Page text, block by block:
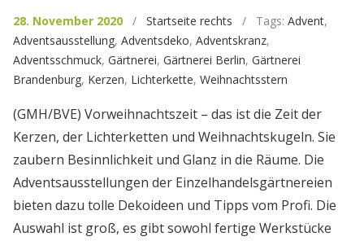
28. November 2020 / Startseite rechts / Tags: Advent,
Adventsausstellung, Adventsdeko, Adventskranz,
Adventsschmuck, Gärtnerei, Gärtnerei Berlin, Gärtnerei
Brandenburg, Kerzen, Lichterkette, Weihnachtsstern
(GMH/BVE) Vorweihnachtszeit – das ist die Zeit der
Kerzen, der Lichterketten und Weihnachtskugeln. Sie
zaubern Besinnlichkeit und Glanz in die Räume. Die
Adventsausstellungen der Einzelhandelsgärtnereien
bieten dazu tolle Dekoideen und Tipps vom Profi. Die
Auswahl ist groß, es gibt sowohl fertige Werkstücke